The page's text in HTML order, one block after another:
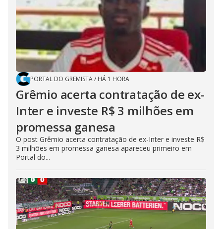
PORTAL DO GREMISTA/ HÁ 1 HORA
Grêmio acerta contratação de ex-
Inter e investe R$ 3 milhões em
promessa ganesa
O post Grêmio acerta contratação de ex-Inter e investe R$
3 milhões em promessa ganesa apareceu primeiro em
Portal do...